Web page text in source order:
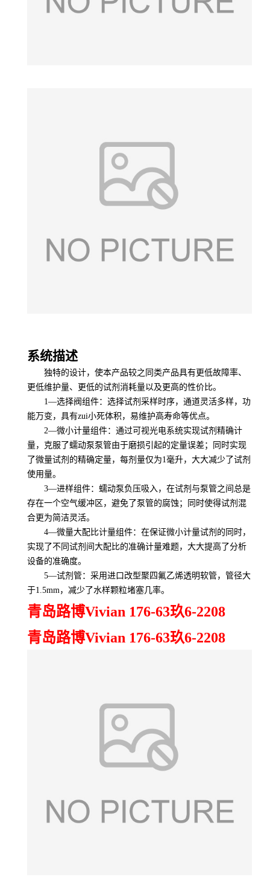
系统描述
独特的设计，使本产品较之同类产品具有更低故障率、
更低维护量、更低的试剂消耗量以及更高的性价比。
1—选择阀组件：选择试剂采样时序，通道灵活多样，功
能万变，具有zui小死体积，易维护高寿命等优点。
2—微小计量组件：通过可视光电系统实现试剂精确计
量，克服了蠕动泵泵管由于磨损引起的定量误差；同时实现
了微量试剂的精确定量，每剂量仅为1毫升，大大减少了试剂
使用量。
3—进样组件：蠕动泵负压吸入，在试剂与泵管之间总是
存在一个空气缓冲区，避免了泵管的腐蚀；同时使得试剂混
合更为简洁灵活。
4—微量大配比计量组件：在保证微小计量试剂的同时，
实现了不同试剂间大配比的准确计量难题，大大提高了分析
设备的准确度。
5—试剂管：采用进口改型聚四氟乙烯透明软管，管径大
于1.5mm，减少了水样颗粒堵塞几率。
青岛路博Vivian 176-63玖6-2208
青岛路博Vivian 176-63玖6-2208